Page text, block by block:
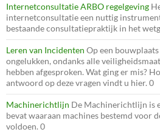
Internetconsultatie ARBO regelgeving
internetconsultatie een nuttig
bestaande consultatiepraktijk in het
Leren van Incidenten Op een
ongelukken, ondanks alle
hebben afgesproken. Wat ging er mis?
antwoord op deze vragen vindt u hier. 0
Machinerichtlijn De Machinerichtlijn is
bevat waaraan machines bestemd voor
voldoen. 0